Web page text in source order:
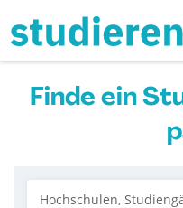
Finde ein